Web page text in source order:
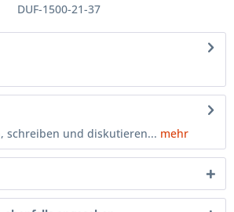
DUF-1500-21-37
schreiben und diskutieren... mehr